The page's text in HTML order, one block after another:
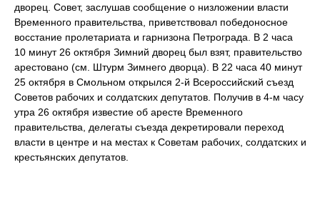
дворец. Совет, заслушав сообщение о низложении власти
Временного правительства, приветствовал победоносное
восстание пролетариата и гарнизона Петрограда. В 2 часа
10 минут 26 октября Зимний дворец был взят, правительство
арестовано (см. Штурм Зимнего дворца). В 22 часа 40 минут
25 октября в Смольном открылся 2-й Всероссийский съезд
Советов рабочих и солдатских депутатов. Получив в 4-м часу
утра 26 октября известие об аресте Временного
правительства, делегаты съезда декретировали переход
власти в центре и на местах к Советам рабочих, солдатских и
крестьянских депутатов.